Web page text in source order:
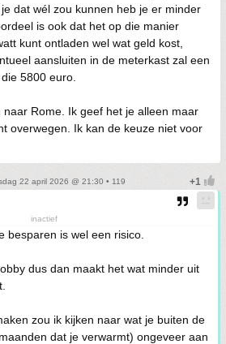
dat wél zou kunnen heb je er minder
is ook dat het op die manier
kunt ontladen wel wat geld kost,
aansluiten in de meterkast zal een
5800 euro.
Rome. Ik geef het je alleen maar
overwegen. Ik kan de keuze niet voor
22 april 2026 @ 21:30 • 119
inactief
besparen is wel een risico.
dus dan maakt het wat minder uit
zou ik kijken naar wat je buiten de
dat je verwarmt) ongeveer aan